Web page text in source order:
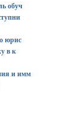
обуч
юрис
в к
и имм